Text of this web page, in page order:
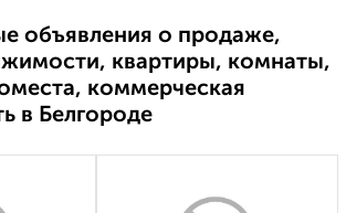
объявления о продаже,
квартиры, комнаты,
коммерческая
в Белгороде